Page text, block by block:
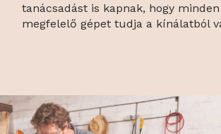
tanácsadást is kapnak, hogy
megfelelő gépet tudja a kínálatból